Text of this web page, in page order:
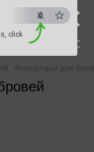
×
ESC
click
2500 грн
Фиксаторы для